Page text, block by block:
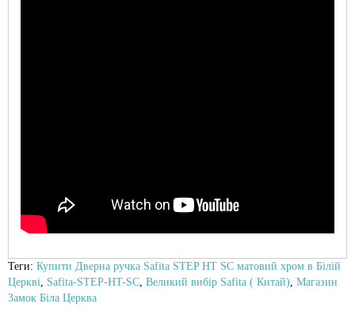
Теги: Купити Дверна ручка Safita STEP HT SC матовий хром в Білій
Церкві
Safita-STEP-HT-SC Великий вибір Safita ( Китай) Магазин
Замок Біла Церква